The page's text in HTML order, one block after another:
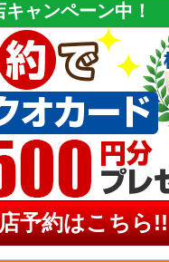
ャンペーン中！
予約はこちら!!